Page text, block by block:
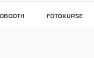
FOTOKURSE